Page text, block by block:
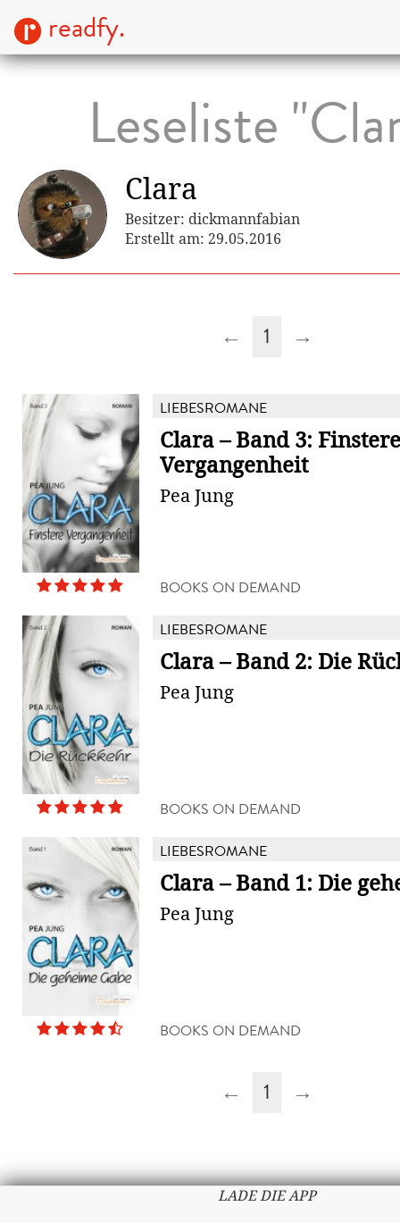
readfy.
Leseliste
Clara
Besitzer: dickmannfabian
Erstellt am: 29.05.2016
← 1 →
LIEBESROMANE
Clara – Band 3: Finstere
Vergangenheit
Pea Jung
BOOKS ON DEMAND
LIEBESROMANE
Clara – Band 2: Die
Pea Jung
BOOKS ON DEMAND
LIEBESROMANE
Clara – Band 1: Die
Pea Jung
BOOKS ON DEMAND
← 1 →
LADE DIE APP